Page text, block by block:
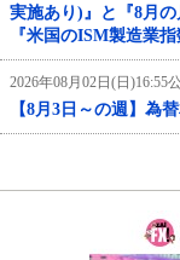
実施あり)』と『8月
『米国のISM製造業
2026年08月02日(日)16:55
【8月3日～の週】為